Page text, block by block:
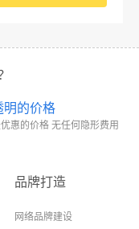
明的价格
惠的价格 无任何隐形费用
品牌打造
网络品牌建设